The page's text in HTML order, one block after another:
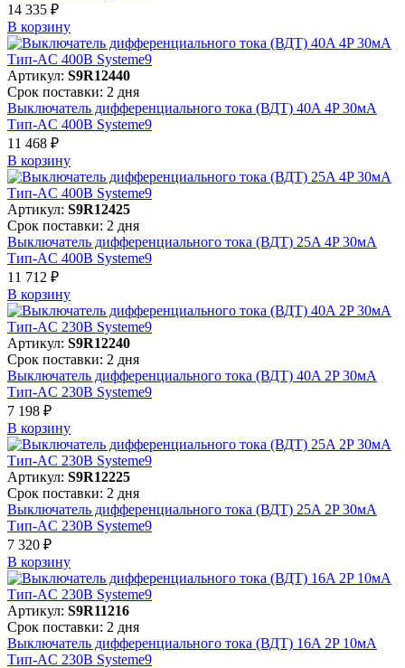
14 335 ₽
В корзинy
Артикул: S9R12440
Срок поставки: 2 дня
Выключатель дифференциального тока (ВДТ) 40A 4P 30мА
Тип-AC 400В Systeme9
11 468 ₽
В корзинy
Артикул: S9R12425
Срок поставки: 2 дня
Выключатель дифференциального тока (ВДТ) 25A 4P 30мА
Тип-AC 400В Systeme9
11 712 ₽
В корзинy
Артикул: S9R12240
Срок поставки: 2 дня
Выключатель дифференциального тока (ВДТ) 40A 2P 30мА
Тип-AC 230В Systeme9
7 198 ₽
В корзинy
Артикул: S9R12225
Срок поставки: 2 дня
Выключатель дифференциального тока (ВДТ) 25A 2P 30мА
Тип-AC 230В Systeme9
7 320 ₽
В корзинy
Артикул: S9R11216
Срок поставки: 2 дня
Выключатель дифференциального тока (ВДТ) 16A 2P 10мА
Тип-AC 230В Systeme9